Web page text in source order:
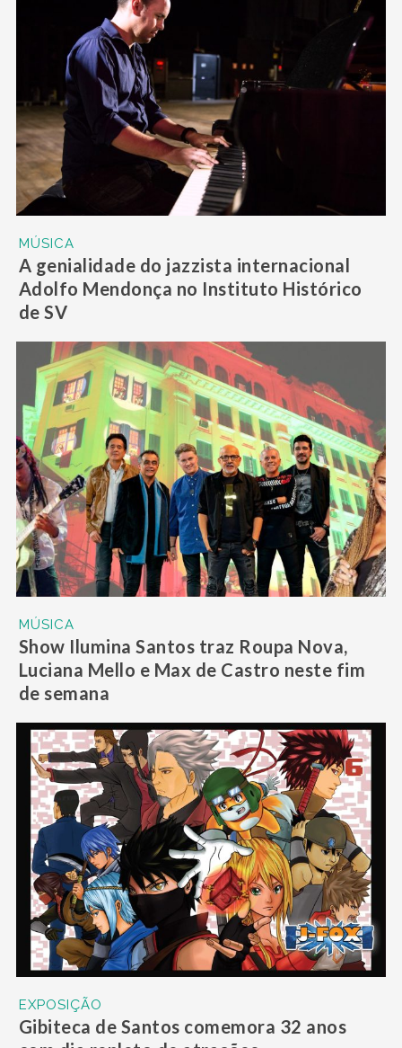
MÚSICA
A genialidade do jazzista internacional
Adolfo Mendonça no Instituto Histórico
de SV
MÚSICA
Show Ilumina Santos traz Roupa Nova,
Luciana Mello e Max de Castro neste fim
de semana
EXPOSIÇÃO
Gibiteca de Santos comemora 32 anos